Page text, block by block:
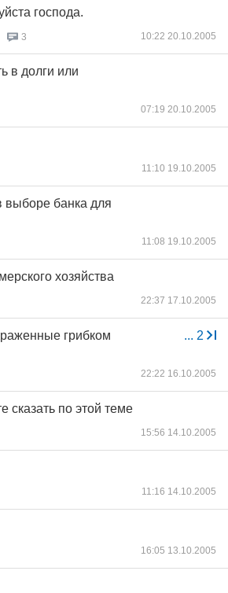
господа.
3 10:22 20.10.2005
в долги или
07:19 20.10.2005
11:10 19.10.2005
выборе банка для
11:08 19.10.2005
хозяйства
22:37 17.10.2005
... 2
грибком
22:22 16.10.2005
сказать по этой теме
15:56 14.10.2005
11:16 14.10.2005
16:05 13.10.2005